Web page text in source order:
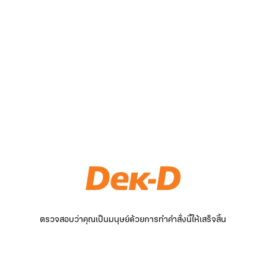
ตรวจสอบว่าคุณเป็นมนุษย์ด้วยการทำคำสั่งนี้ให้เสร็จสิ้น